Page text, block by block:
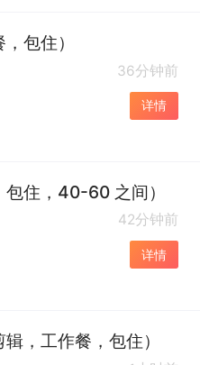
包住）
36分钟前
详情
住，40-60 之间）
42分钟前
详情
，工作餐，包住）